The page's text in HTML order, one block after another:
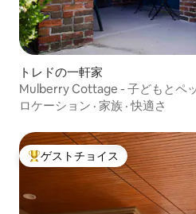
トレドの一軒家
Mulberry Cottage - 子どもとペ
ロケーション · 家族 ·快適さ
大好評のゲストチョイスです。
ゲストチョイス